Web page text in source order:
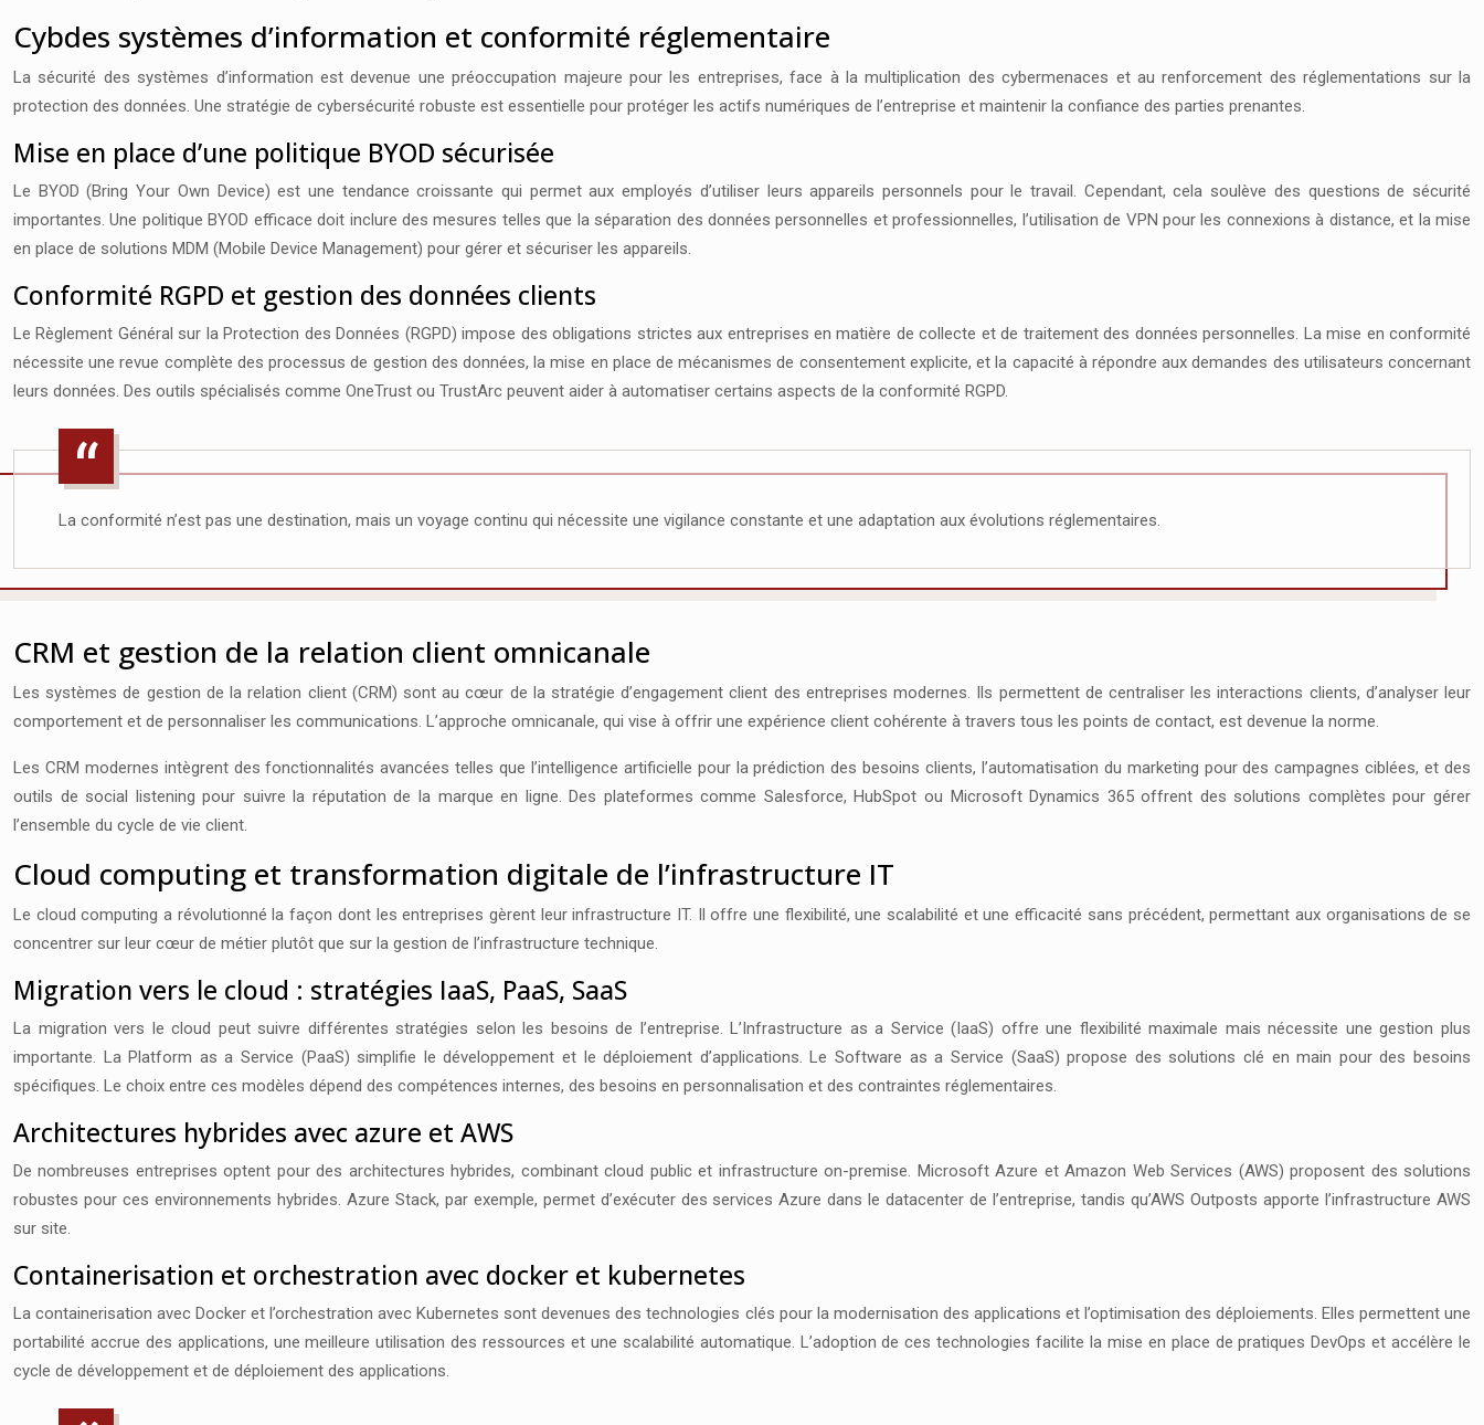
Cybdes systèmes d’information et conformité réglementaire
La sécurité des systèmes d’information est devenue une préoccupation majeure pour les entreprises, face à la multiplication des cybermenaces et au renforcement des réglementations sur la
protection des données. Une stratégie de cybersécurité robuste est essentielle pour protéger les actifs numériques de l’entreprise et maintenir la confiance des parties prenantes.
Mise en place d’une politique BYOD sécurisée
Le BYOD (Bring Your Own Device) est une tendance croissante qui permet aux employés d’utiliser leurs appareils personnels pour le travail. Cependant, cela soulève des questions de sécurité
importantes. Une politique BYOD efficace doit inclure des mesures telles que la séparation des données personnelles et professionnelles, l’utilisation de VPN pour les connexions à distance, et la mise
en place de solutions MDM (Mobile Device Management) pour gérer et sécuriser les appareils.
Conformité RGPD et gestion des données clients
Le Règlement Général sur la Protection des Données (RGPD) impose des obligations strictes aux entreprises en matière de collecte et de traitement des données personnelles. La mise en conformité
nécessite une revue complète des processus de gestion des données, la mise en place de mécanismes de consentement explicite, et la capacité à répondre aux demandes des utilisateurs concernant
leurs données. Des outils spécialisés comme OneTrust ou TrustArc peuvent aider à automatiser certains aspects de la conformité RGPD.
La conformité n’est pas une destination, mais un voyage continu qui nécessite une vigilance constante et une adaptation aux évolutions réglementaires.
CRM et gestion de la relation client omnicanale
Les systèmes de gestion de la relation client (CRM) sont au cœur de la stratégie d’engagement client des entreprises modernes. Ils permettent de centraliser les interactions clients, d’analyser leur
comportement et de personnaliser les communications. L’approche omnicanale, qui vise à offrir une expérience client cohérente à travers tous les points de contact, est devenue la norme.
Les CRM modernes intègrent des fonctionnalités avancées telles que l’intelligence artificielle pour la prédiction des besoins clients, l’automatisation du marketing pour des campagnes ciblées, et des
outils de social listening pour suivre la réputation de la marque en ligne. Des plateformes comme Salesforce, HubSpot ou Microsoft Dynamics 365 offrent des solutions complètes pour gérer
l’ensemble du cycle de vie client.
Cloud computing et transformation digitale de l’infrastructure IT
Le cloud computing a révolutionné la façon dont les entreprises gèrent leur infrastructure IT. Il offre une flexibilité, une scalabilité et une efficacité sans précédent, permettant aux organisations de se
concentrer sur leur cœur de métier plutôt que sur la gestion de l’infrastructure technique.
Migration vers le cloud : stratégies IaaS, PaaS, SaaS
La migration vers le cloud peut suivre différentes stratégies selon les besoins de l’entreprise. L’Infrastructure as a Service (IaaS) offre une flexibilité maximale mais nécessite une gestion plus
importante. La Platform as a Service (PaaS) simplifie le développement et le déploiement d’applications. Le Software as a Service (SaaS) propose des solutions clé en main pour des besoins
spécifiques. Le choix entre ces modèles dépend des compétences internes, des besoins en personnalisation et des contraintes réglementaires.
Architectures hybrides avec azure et AWS
De nombreuses entreprises optent pour des architectures hybrides, combinant cloud public et infrastructure on-premise. Microsoft Azure et Amazon Web Services (AWS) proposent des solutions
robustes pour ces environnements hybrides. Azure Stack, par exemple, permet d’exécuter des services Azure dans le datacenter de l’entreprise, tandis qu’AWS Outposts apporte l’infrastructure AWS
sur site.
Containerisation et orchestration avec docker et kubernetes
La containerisation avec Docker et l’orchestration avec Kubernetes sont devenues des technologies clés pour la modernisation des applications et l’optimisation des déploiements. Elles permettent une
portabilité accrue des applications, une meilleure utilisation des ressources et une scalabilité automatique. L’adoption de ces technologies facilite la mise en place de pratiques DevOps et accélère le
cycle de développement et de déploiement des applications.